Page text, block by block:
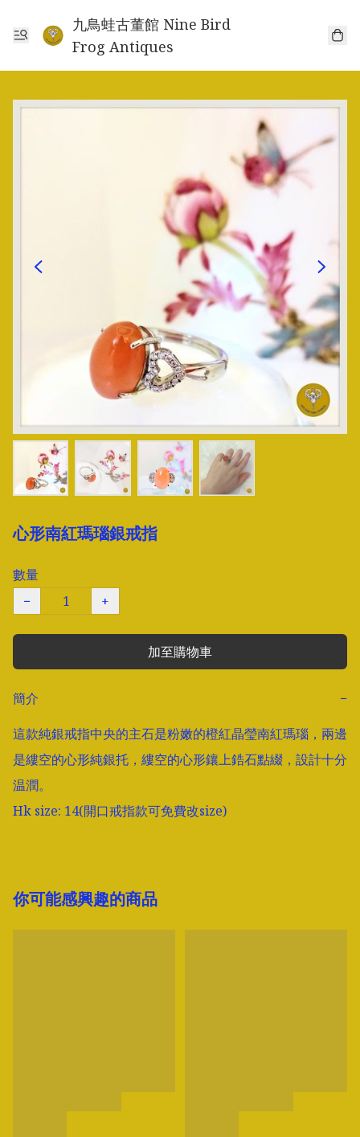
九鳥蛙古董館 Nine Bird
Frog Antiques
心形南紅瑪瑙銀戒指
數量
−
+
加至購物車
簡介
−
這款純銀戒指中央的主石是粉嫩的橙紅晶瑩南紅瑪瑙，兩邊
是縷空的心形純銀托，縷空的心形鑲上鋯石點綴，設計十分
温潤。
Hk size: 14(開口戒指款可免費改size)
你可能感興趣的商品